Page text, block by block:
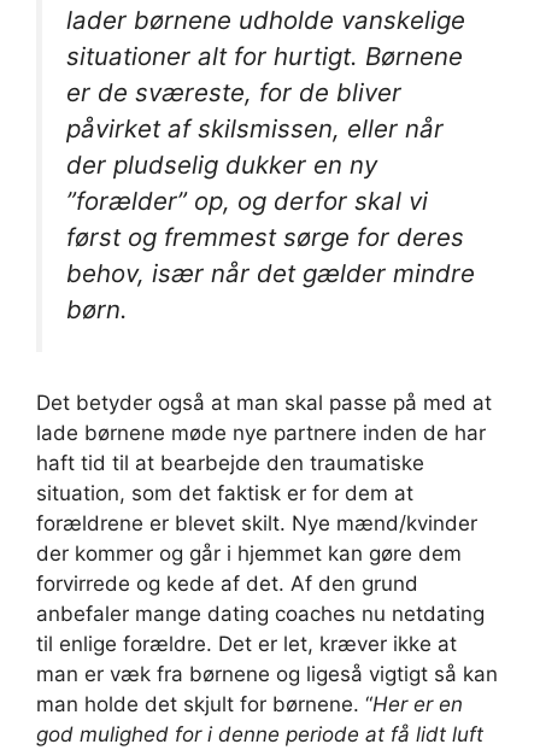
lader børnene udholde vanskelige
situationer alt for hurtigt. Børnene
er de sværeste, for de bliver
påvirket af skilsmissen, eller når
der pludselig dukker en ny
”forælder” op, og derfor skal vi
først og fremmest sørge for deres
behov, især når det gælder mindre
børn.
Det betyder også at man skal passe på med at
lade børnene møde nye partnere inden de har
haft tid til at bearbejde den traumatiske
situation, som det faktisk er for dem at
forældrene er blevet skilt. Nye mænd/kvinder
der kommer og går i hjemmet kan gøre dem
forvirrede og kede af det. Af den grund
anbefaler mange dating coaches nu netdating
til enlige forældre. Det er let, kræver ikke at
man er væk fra børnene og ligeså vigtigt så kan
man holde det skjult for børnene. “Her er en
god mulighed for i denne periode at få lidt luft